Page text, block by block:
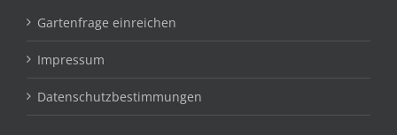
Gartenfrage einreichen
Impressum
Datenschutzbestimmungen